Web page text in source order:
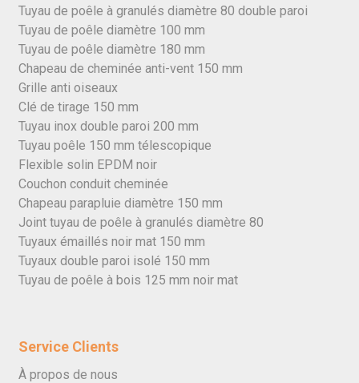
Tuyau de poêle à granulés diamètre 80 double paroi
Tuyau de poêle diamètre 100 mm
Tuyau de poêle diamètre 180 mm
Chapeau de cheminée anti-vent 150 mm
Grille anti oiseaux
Clé de tirage 150 mm
Tuyau inox double paroi 200 mm
Tuyau poêle 150 mm télescopique
Flexible solin EPDM noir
Couchon conduit cheminée
Chapeau parapluie diamètre 150 mm
Joint tuyau de poêle à granulés diamètre 80
Tuyaux émaillés noir mat 150 mm
Tuyaux double paroi isolé 150 mm
Tuyau de poêle à bois 125 mm noir mat
Service Clients
À propos de nous